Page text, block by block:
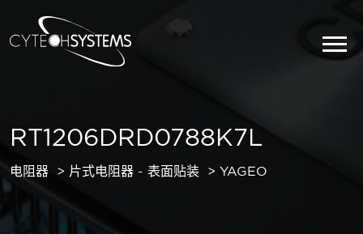
RT1206DRD0788K7L
电阻器 片式电阻器 - 表面贴装 YAGEO